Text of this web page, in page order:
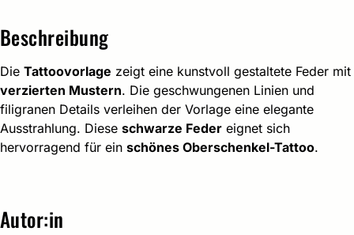
Beschreibung
Die Tattoovorlage zeigt eine kunstvoll gestaltete Feder mit
verzierten Mustern. Die geschwungenen Linien und
filigranen Details verleihen der Vorlage eine elegante
Ausstrahlung. Diese schwarze Feder eignet sich
hervorragend für ein schönes Oberschenkel-Tattoo.
Autor:in